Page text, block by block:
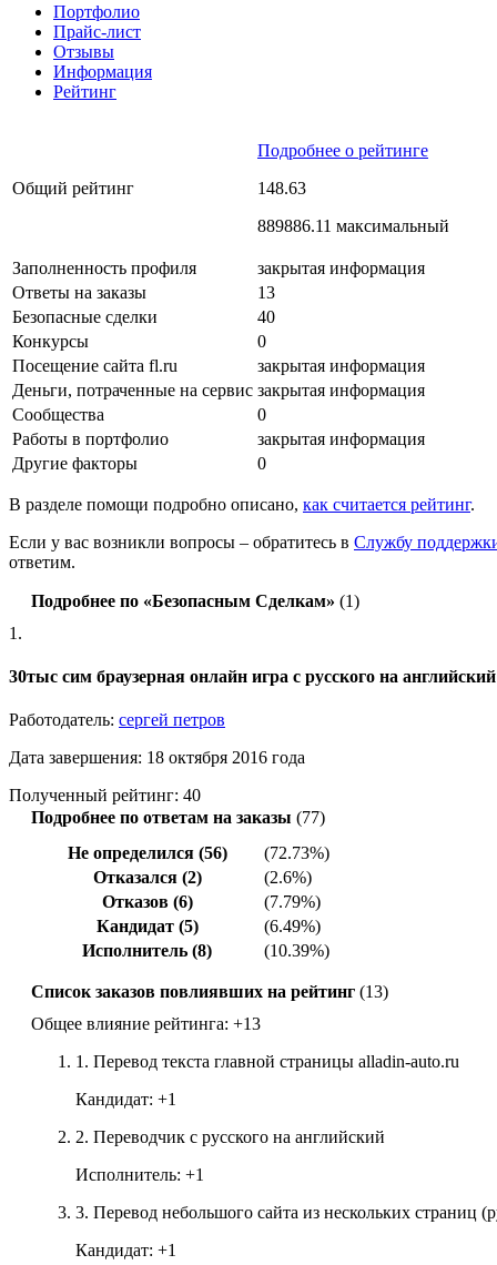
Портфолио
Прайс-лист
Отзывы
Информация
Рейтинг
Общий рейтинг
Подробнее о рейтинге
148.63
889886.11 максимальный
Заполненность профиля
закрытая информация
Ответы на заказы
13
Безопасные сделки
40
Конкурсы
0
Посещение сайта fl.ru
закрытая информация
Деньги, потраченные на сервис закрытая информация
Сообщества
0
Работы в портфолио
закрытая информация
Другие факторы
0
В разделе помощи подробно описано, как считается рейтинг.
Если у вас возникли вопросы – обратитесь в Службу
ответим.
Подробнее по «Безопасным Сделкам» (1)
1.
30тыс сим браузерная онлайн игра с русского на английский
Работодатель: сергей петров
Дата завершения: 18 октября 2016 года
Полученный рейтинг: 40
Подробнее по ответам на заказы (77)
Не определился (56)
(72.73%)
Отказался (2)
(2.6%)
Отказов (6)
(7.79%)
Кандидат (5)
(6.49%)
Исполнитель (8)
(10.39%)
Список заказов повлиявших на рейтинг (13)
Общее влияние рейтинга: +13
1. Перевод текста главной страницы alladin-auto.ru
Кандидат: +1
2. Переводчик с русского на английский
Исполнитель: +1
3. Перевод небольшого сайта из нескольких страниц
Кандидат: +1